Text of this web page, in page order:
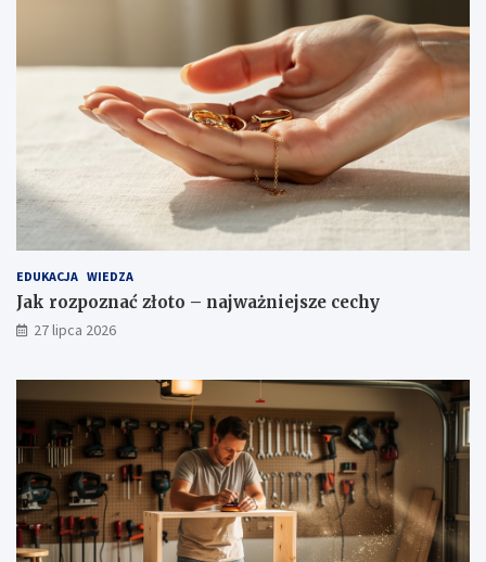
EDUKACJA WIEDZA
Jak rozpoznać złoto – najważniejsze cechy
27 lipca 2026